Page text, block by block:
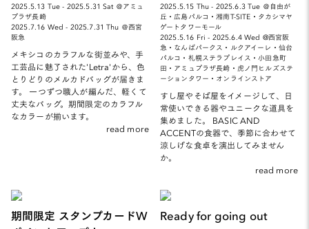
2025.5.13 Tue - 2025.5.31 Sat ＠アミュ
プラザ長崎
2025.7.16 Wed - 2025.7.31 Thu ＠西宮
阪急
メキシコのカラフルな街並みや、手
工芸品に魅了された'Letra'から、色
とりどりのメルカドバッグが届きま
す。 一つずつ職人が編んだ、軽くて
丈夫なバッグ。期間限定のカラフル
なカラーが揃います。
read more
2025.5.15 Thu - 2025.6.3 Tue ＠自由が
丘・広島パルコ・湘南T-SITE・タカシマヤ
ゲートタワーモール
2025.5.16 Fri - 2025.6.4 Wed @西宮阪
急・なんばパークス・ルクアイーレ・仙台
パルコ・札幌ステラプレイス・小田急町
田・アミュプラザ長崎・虎ノ門ヒルズステ
ーションタワー・オンラインストア
すし屋やそば屋をイメージして、日
常使いできる器やユニークな道具を
集めました。 BASIC AND
ACCENTの食器で、季節に合わせて
涼しげな食卓を演出してみません
か。
read more
期間限定 スタンプカードW
Ready for going out